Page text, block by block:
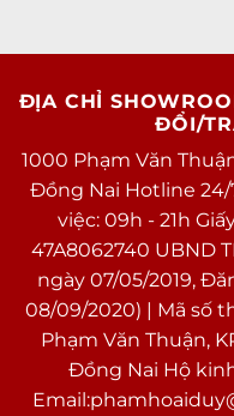
ĐỊA CHỈ
ĐỔI/
1000 Phạm Văn
Đồng Nai Hotline 24/
việc: 09h - 21h
47A8062740 UBND
ngày 07/05/2019,
08/09/2020) | Mã số
Phạm Văn Thuận,
Đồng Nai Hộ